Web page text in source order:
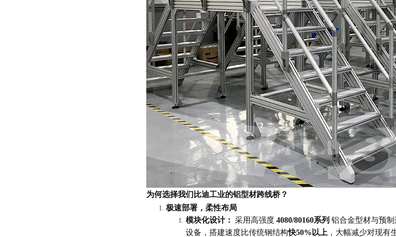
为何选择我们比迪工业的铝型材跨线桥？
极速部署，柔性布局
模块化设计： 采用高强度 4080/80160系列 铝合金型材与预
设备，搭建速度比传统钢结构快50% 以上 ，大幅减少对现有